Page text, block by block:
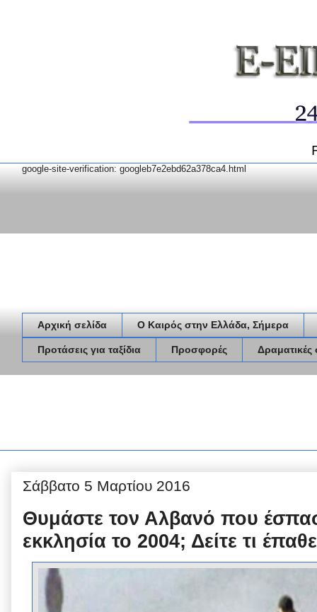
google-site-verification: googleb7e2ebd62a378ca4.html
Αρχική σελίδα Ο Καιρός στην Ελλάδα, Σήμερα
Προτάσεις για ταξίδια Προσφορές Δραματικές
Σάββατο 5 Μαρτίου 2016
Θυμάστε τον Αλβανό που
εκκλησία το 2004; Δείτε τι